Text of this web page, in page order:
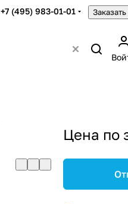
+7 (495) 983-01-01
Цена по